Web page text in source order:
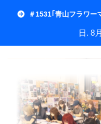
＃1531｢青山フラワー
日. 8